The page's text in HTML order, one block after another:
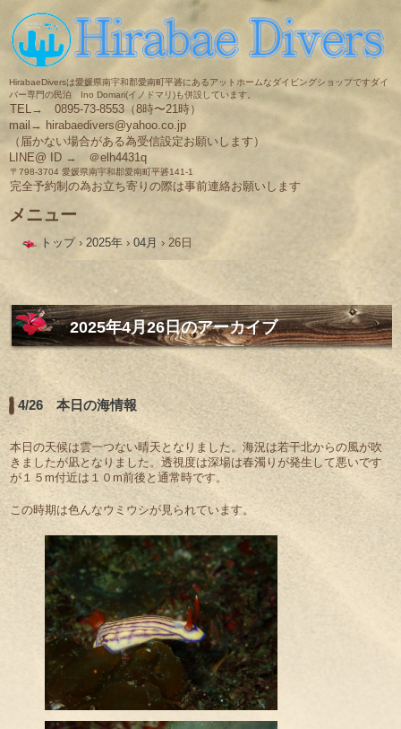
HirabaeDiversは愛媛県南宇和郡愛南町平碆にあるアットホームなダイビングショップですダイ
バー専門の民泊 Ino Domari(イノドマリ)も併設しています。
TEL→ 0895-73-8553（8時〜21時）
mail→ hirabaedivers@yahoo.co.jp
（届かない場合がある為受信設定お願いします）
LINE@ ID → ＠elh4431q
〒798-3704 愛媛県南宇和郡愛南町平碆141-1
完全予約制の為お立ち寄りの際は事前連絡お願いします
メニュー
へ
ス
キ
ッ
プ
トップ › 2025年 › 04月 › 26日
2025年4月26日のアーカイブ
4/26 本日の海情報
本日の天候は雲一つない晴天となりました。海況は若干北からの風が吹
きましたが凪となりました。透視度は深場は春濁りが発生して悪いです
が１５m付近は１０m前後と通常時です。
この時期は色んなウミウシが見られています。